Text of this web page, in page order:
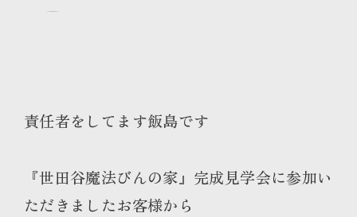
責任者をしてます飯島です
『世田谷魔法びんの家』完成見学会に参加い
ただきましたお客様から